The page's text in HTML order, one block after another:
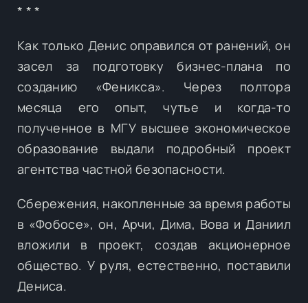
* * *
Как только Денис оправился от ранений, он
засел за подготовку бизнес-плана по
созданию «Феникса». Через полтора
месяца его опыт, чутье и когда-то
полученное в МГУ высшее экономическое
образование выдали подробный проект
агентства частной безопасности.
Сбережения, накопленные за время работы
в «Фобосе», он, Арчи, Дима, Вова и Даниил
вложили в проект, создав акционерное
общество. У руля, естественно, поставили
Дениса.